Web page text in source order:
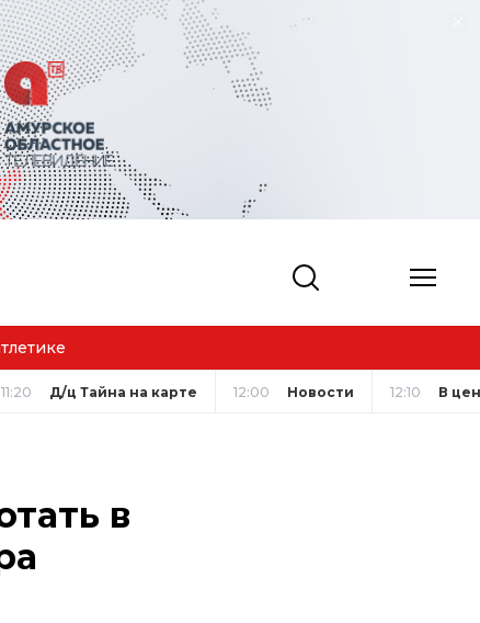
11:20 Д/ц Тайна на карте 12:00 Новости 12:10 В
в